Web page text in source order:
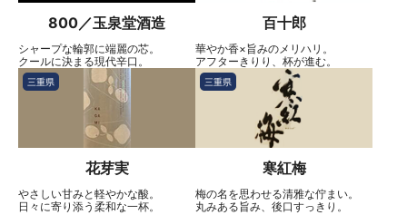
800／玉泉堂酒造
シャープな輪郭に端麗の芯。
クールに決まる現代辛口。
百十郎
華やか香×旨みのメリハリ。
アフターきりり、杯が進む。
三重県
花芽実
やさしい甘みと軽やかな酸。
日々に寄り添う柔和な一杯。
三重県
寒紅梅
梅の名を思わせる清雅な佇まい。
丸みある旨み、後口すっきり。